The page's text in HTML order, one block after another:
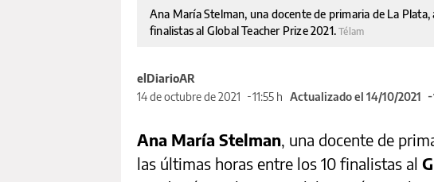
Ana María Stelman, una docente de primaria de La Plata,
finalistas al Global Teacher Prize 2021.Télam
elDiarioAR
14 de octubre de 2021
11:55 h Actualizado el 14/10/2021
Ana María Stelman, una docente de
las últimas horas entre los 10 finalistas al